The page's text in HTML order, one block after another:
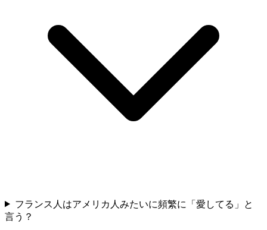
フランス人はアメリカ人みたいに頻繁に「愛してる」と
言う？